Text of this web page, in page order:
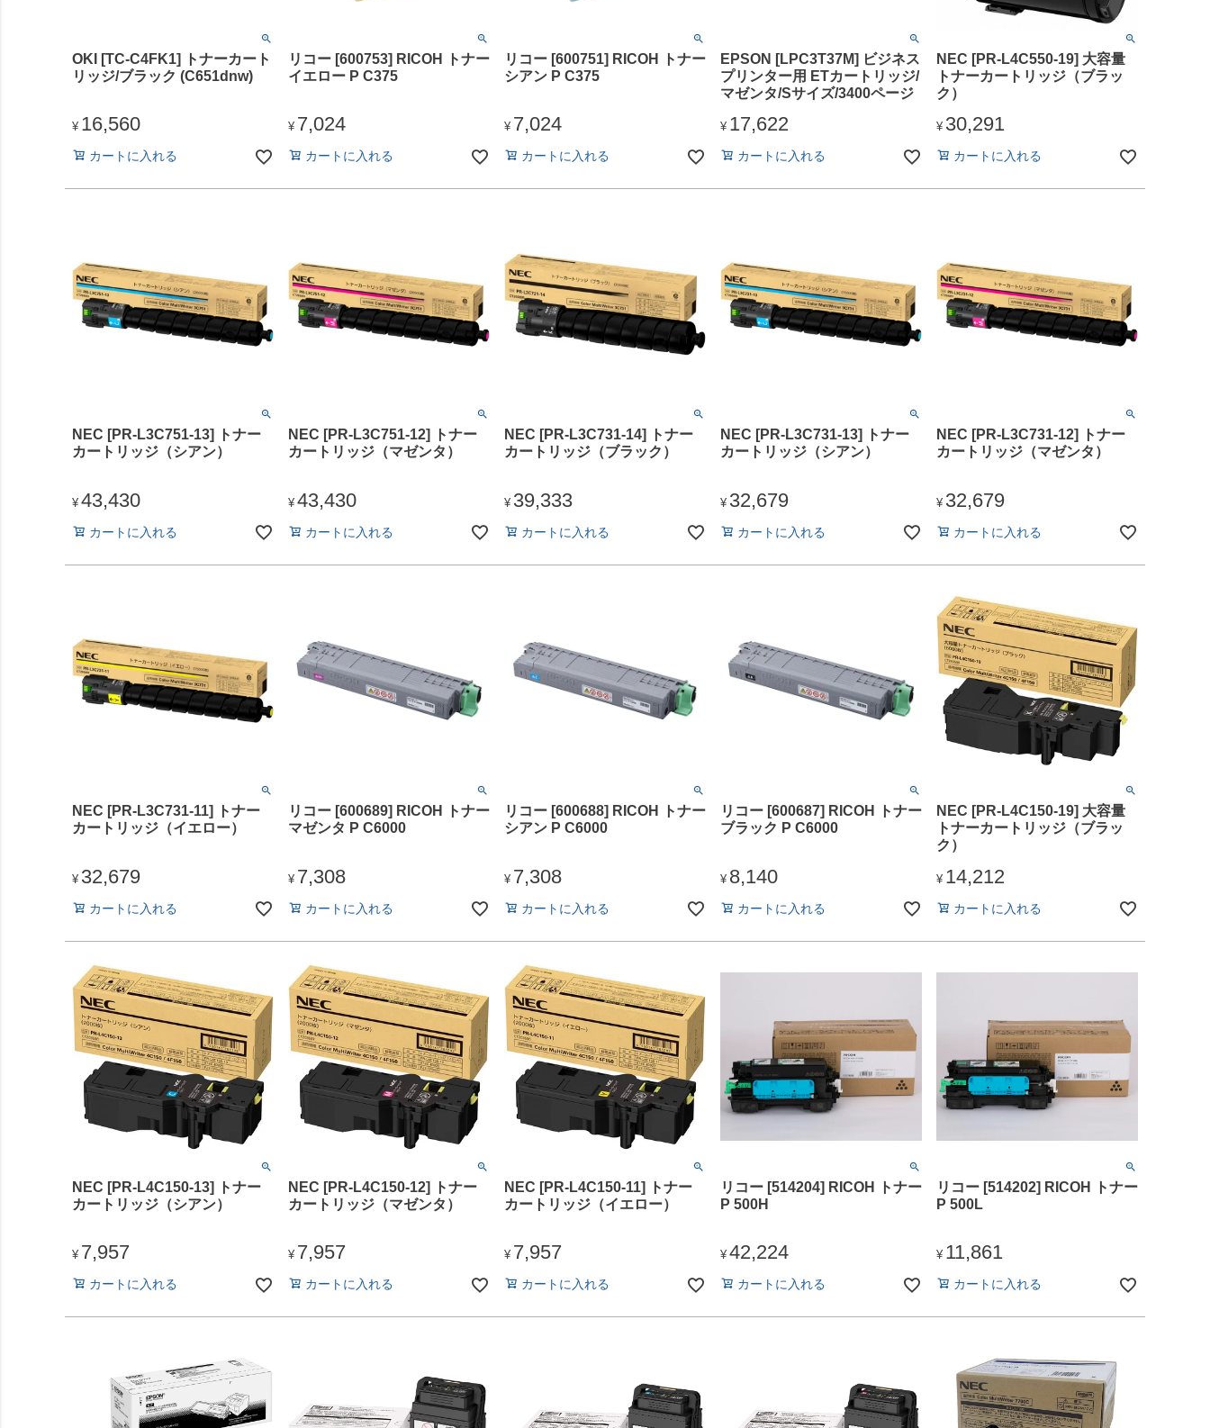
OKI [TC-C4FK1] トナーカート
リッジ/ブラック (C651dnw)
¥ 16,560
カートに入れる
リコー [600753] RICOH トナー
イエロー P C375
¥ 7,024
カートに入れる
リコー [600751] RICOH トナー
シアン P C375
¥ 7,024
カートに入れる
EPSON [LPC3T37M] ビジネス
プリンター用 ETカートリッジ/
マゼンタ/Sサイズ/3400ページ
¥ 17,622
カートに入れる
NEC [PR-L4C550-19] 大容量
トナーカートリッジ（ブラッ
ク）
¥ 30,291
カートに入れる
NEC [PR-L3C751-13] トナー
カートリッジ（シアン）
¥ 43,430
カートに入れる
NEC [PR-L3C751-12] トナー
カートリッジ（マゼンタ）
¥ 43,430
カートに入れる
NEC [PR-L3C731-14] トナー
カートリッジ（ブラック）
¥ 39,333
カートに入れる
NEC [PR-L3C731-13] トナー
カートリッジ（シアン）
¥ 32,679
カートに入れる
NEC [PR-L3C731-12] トナー
カートリッジ（マゼンタ）
¥ 32,679
カートに入れる
NEC [PR-L3C731-11] トナー
カートリッジ（イエロー）
¥ 32,679
カートに入れる
リコー [600689] RICOH トナー
マゼンタ P C6000
¥ 7,308
カートに入れる
リコー [600688] RICOH トナー
シアン P C6000
¥ 7,308
カートに入れる
リコー [600687] RICOH トナー
ブラック P C6000
¥ 8,140
カートに入れる
NEC [PR-L4C150-19] 大容量
トナーカートリッジ（ブラッ
ク）
¥ 14,212
カートに入れる
NEC [PR-L4C150-13] トナー
カートリッジ（シアン）
¥ 7,957
カートに入れる
NEC [PR-L4C150-12] トナー
カートリッジ（マゼンタ）
¥ 7,957
カートに入れる
NEC [PR-L4C150-11] トナー
カートリッジ（イエロー）
¥ 7,957
カートに入れる
リコー [514204] RICOH トナー
P 500H
¥ 42,224
カートに入れる
リコー [514202] RICOH トナー
P 500L
¥ 11,861
カートに入れる